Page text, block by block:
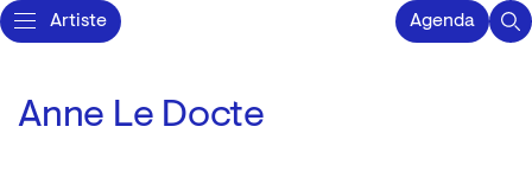
Artiste Agenda
Anne Le Docte